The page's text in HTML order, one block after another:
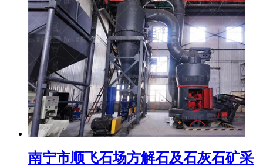
南宁市顺飞石场方解石及石灰石矿采